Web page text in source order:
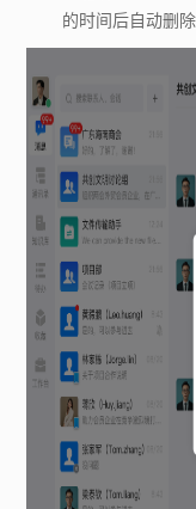
的时间后自动删